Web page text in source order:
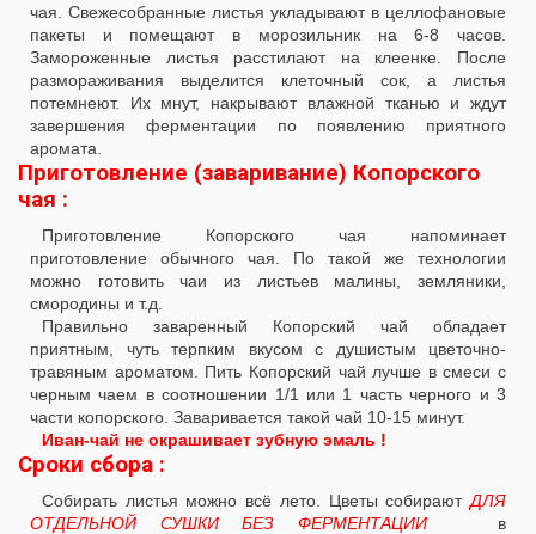
чая. Свежесобранные листья укладывают в целлофановые
пакеты и помещают в морозильник на 6-8 часов.
Замороженные листья расстилают на клеенке. После
размораживания выделится клеточный сок, а листья
потемнеют. Их мнут, накрывают влажной тканью и ждут
завершения ферментации по появлению приятного
аромата.
Приготовление (заваривание) Копорского
чая :
Приготовление Копорского чая напоминает
приготовление обычного чая. По такой же технологии
можно готовить чаи из листьев малины, земляники,
смородины и т.д.
Правильно заваренный Копорский чай обладает
приятным, чуть терпким вкусом с душистым цветочно-
травяным ароматом. Пить Копорский чай лучше в смеси с
черным чаем в соотношении 1/1 или 1 часть черного и 3
части копорского. Заваривается такой чай 10-15 минут.
Иван-чай не окрашивает зубную эмаль !
Сроки сбора :
Собирать листья можно всё лето. Цветы собирают ДЛЯ
ОТДЕЛЬНОЙ СУШКИ БЕЗ ФЕРМЕНТАЦИИ
в